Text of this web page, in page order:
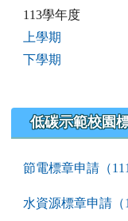
113學年度
上學期
下學期
低碳示範校園
節電標章申請（
水資源標章申請（